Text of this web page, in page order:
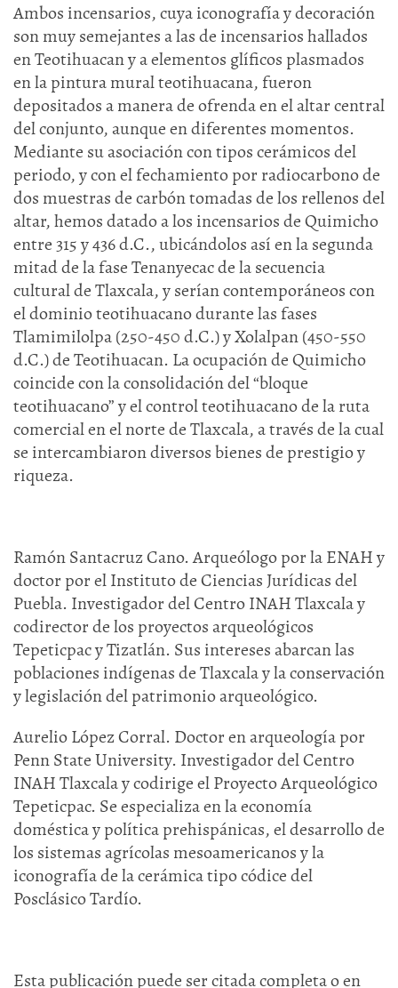
Ambos incensarios, cuya iconografía y decoración
son muy semejantes a las de incensarios hallados
en Teotihuacan y a elementos glíficos plasmados
en la pintura mural teotihuacana, fueron
depositados a manera de ofrenda en el altar central
del conjunto, aunque en diferentes momentos.
Mediante su asociación con tipos cerámicos del
periodo, y con el fechamiento por radiocarbono de
dos muestras de carbón tomadas de los rellenos del
altar, hemos datado a los incensarios de Quimicho
entre 315 y 436 d.C., ubicándolos así en la segunda
mitad de la fase Tenanyecac de la secuencia
cultural de Tlaxcala, y serían contemporáneos con
el dominio teotihuacano durante las fases
Tlamimilolpa (250-450 d.C.) y Xolalpan (450-550
d.C.) de Teotihuacan. La ocupación de Quimicho
coincide con la consolidación del “bloque
teotihuacano” y el control teotihuacano de la ruta
comercial en el norte de Tlaxcala, a través de la cual
se intercambiaron diversos bienes de prestigio y
riqueza.
Ramón Santacruz Cano. Arqueólogo por la ENAH y
doctor por el Instituto de Ciencias Jurídicas del
Puebla. Investigador del Centro INAH Tlaxcala y
codirector de los proyectos arqueológicos
Tepeticpac y Tizatlán. Sus intereses abarcan las
poblaciones indígenas de Tlaxcala y la conservación
y legislación del patrimonio arqueológico.
Aurelio López Corral. Doctor en arqueología por
Penn State University. Investigador del Centro
INAH Tlaxcala y codirige el Proyecto Arqueológico
Tepeticpac. Se especializa en la economía
doméstica y política prehispánicas, el desarrollo de
los sistemas agrícolas mesoamericanos y la
iconografía de la cerámica tipo códice del
Posclásico Tardío.
Esta publicación puede ser citada completa o en